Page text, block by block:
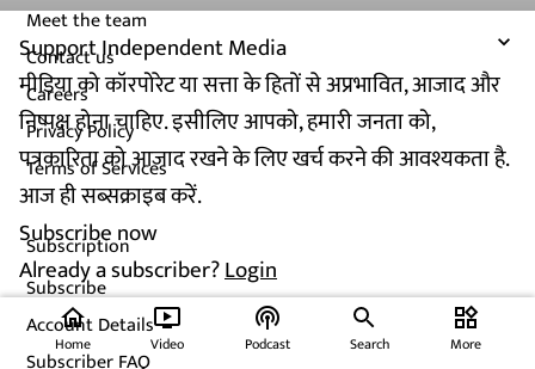
Support Independent Media
मीडिया को कॉरपोरेट या सत्ता के हितों से अप्रभावित, आजाद और
निष्पक्ष होना चाहिए. इसीलिए आपको, हमारी जनता को,
पत्रकारिता को आजाद रखने के लिए खर्च करने की आवश्यकता है.
आज ही सब्सक्राइब करें.
Subscribe now
Already a subscriber?Login
Meet the team
Contact us
Careers
Privacy Policy
Terms of Services
Subscription
Subscribe
Account Details
home
Home
ondemand_video
Video
podcasts
Podcast Search
widgets
More